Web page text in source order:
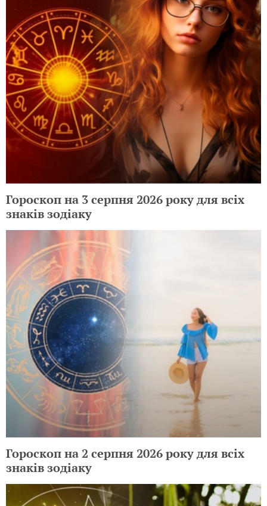
Гороскоп на 3 серпня 2026 року для всіх
знаків зодіаку
Гороскоп на 2 серпня 2026 року для всіх
знаків зодіаку